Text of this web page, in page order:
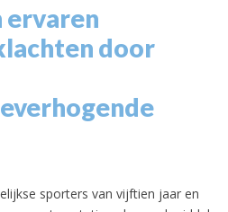
ervaren
door
sporters van vijftien jaar en